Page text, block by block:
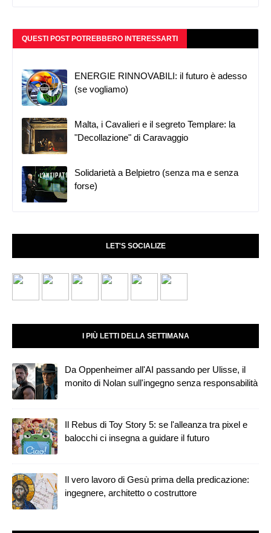
QUESTI POST POTREBBERO INTERESSARTI
ENERGIE RINNOVABILI: il futuro è adesso
(se vogliamo)
Malta, i Cavalieri e il segreto Templare: la
"Decollazione" di Caravaggio
Solidarietà a Belpietro (senza ma e senza
forse)
LET'S SOCIALIZE
I PIÙ LETTI DELLA SETTIMANA
Da Oppenheimer all'AI passando per Ulisse, il
monito di Nolan sull'ingegno senza responsabilità
Il Rebus di Toy Story 5: se l'alleanza tra pixel e
balocchi ci insegna a guidare il futuro
Il vero lavoro di Gesù prima della predicazione:
ingegnere, architetto o costruttore